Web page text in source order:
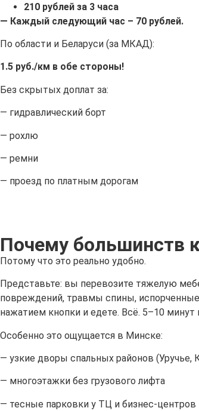
210 рублей за 3 часа
— Каждый следующий час – 70 рублей.
По области и Беларуси (за МКАД):
1.5 руб./км в обе стороны!
Без скрытых доплат за:
— гидравлический борт
— рохлю
— ремни
— проезд по платным дорогам
Почему большинств
Потому что это реально удобно.
Представьте: вы перевозите тяжелую
повреждений, травмы спины,
нажатием кнопки и едете. Всё. 5–10 минут
Особенно это ощущается в Минске:
— узкие дворы спальных районов (Уручье,
— многоэтажки без грузового лифта
— тесные парковки у ТЦ и бизнес-центров